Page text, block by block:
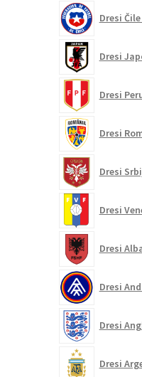
Dresi
Dresi
Dresi
Dresi
Dresi
Dresi
Dresi
Dresi
Dresi
Dresi